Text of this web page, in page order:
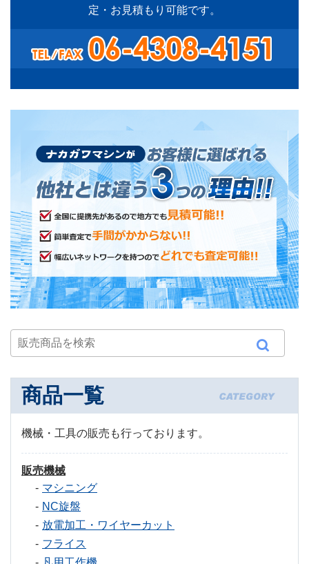
定・お見積もり可能です。
商品一覧
機械・工具の販売も行っております。
販売機械
マシニング
NC旋盤
放電加工・ワイヤーカット
フライス